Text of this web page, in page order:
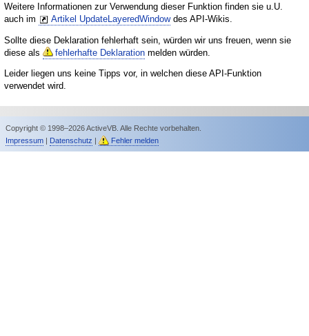
Weitere Informationen zur Verwendung dieser Funktion finden sie u.U.
auch im
Artikel UpdateLayeredWindowdes API-Wikis.
Sollte diese Deklaration fehlerhaft sein, würden wir uns freuen, wenn sie
diese als
fehlerhafte Deklaration melden würden.
Leider liegen uns keine Tipps vor, in welchen diese API-Funktion
verwendet wird.
Copyright © 1998–2026 ActiveVB. Alle Rechte vorbehalten.
Impressum| Datenschutz | Fehler melden